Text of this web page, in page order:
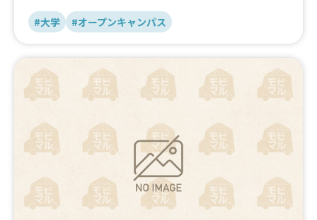
#大学 #オープンキャンパス